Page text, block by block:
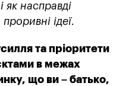
як насправді
ідеї.
та пріоритети
в межах
що ви – батько,